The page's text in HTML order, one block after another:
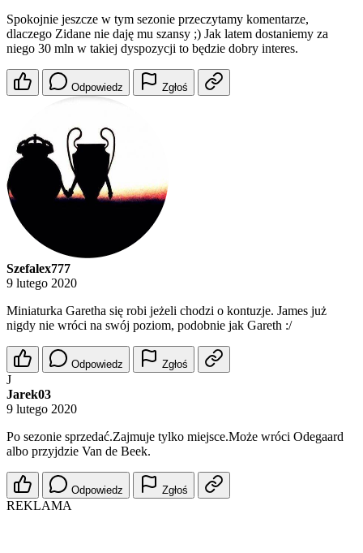
Spokojnie jeszcze w tym sezonie przeczytamy komentarze,
dlaczego Zidane nie daję mu szansy ;) Jak latem dostaniemy za
niego 30 mln w takiej dyspozycji to będzie dobry interes.
Odpowiedz Zgłoś
Szefalex777
9 lutego 2020
Miniaturka Garetha się robi jeżeli chodzi o kontuzje. James już
nigdy nie wróci na swój poziom, podobnie jak Gareth :/
Odpowiedz Zgłoś
J
Jarek03
9 lutego 2020
Po sezonie sprzedać.Zajmuje tylko miejsce.Może wróci Odegaard
albo przyjdzie Van de Beek.
Odpowiedz Zgłoś
REKLAMA